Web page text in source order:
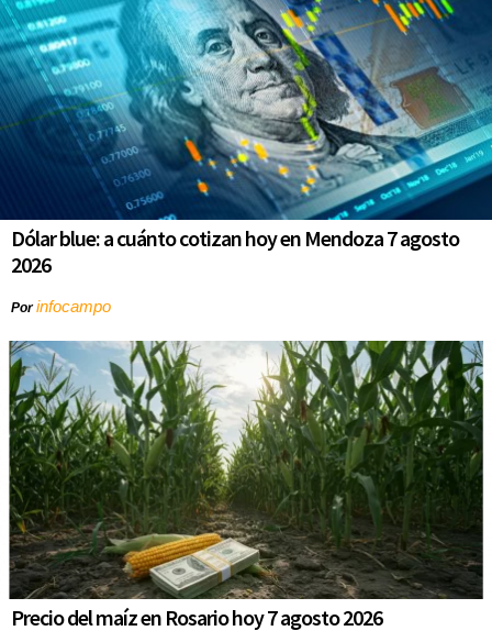
Dólar blue: a cuánto cotizan hoy en Mendoza 7 agosto
2026
Porinfocampo
Precio del maíz en Rosario hoy 7 agosto 2026